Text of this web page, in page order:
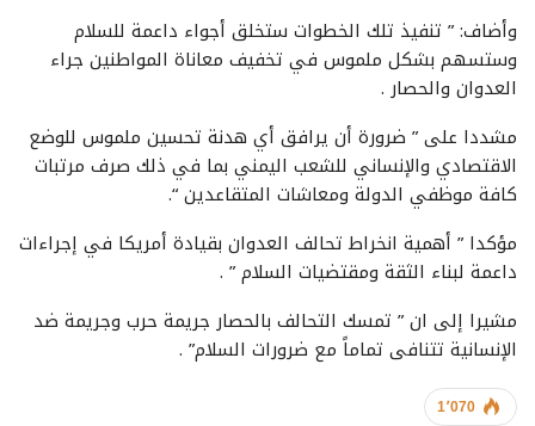
وأضاف: ” تنفيذ تلك الخطوات ستخلق أجواء داعمة للسلام
وستسهم بشكل ملموس في تخفيف معاناة المواطنين جراء
العدوان والحصار .
مشددا على ” ضرورة أن يرافق أي هدنة تحسين ملموس للوضع
الاقتصادي والإنساني للشعب اليمني بما في ذلك صرف مرتبات
كافة موظفي الدولة ومعاشات المتقاعدين “.
مؤكدا ” أهمية انخراط تحالف العدوان بقيادة أمريكا في إجراءات
داعمة لبناء الثقة ومقتضيات السلام ” .
مشيرا إلى ان ” تمسك التحالف بالحصار جريمة حرب وجريمة ضد
الإنسانية تتنافى تماماً مع ضرورات السلام” .
1٬070